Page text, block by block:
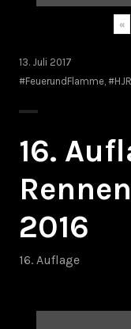
«
13. Juli 2017
#FeuerundFlamme
16.
2016
16. Auflage